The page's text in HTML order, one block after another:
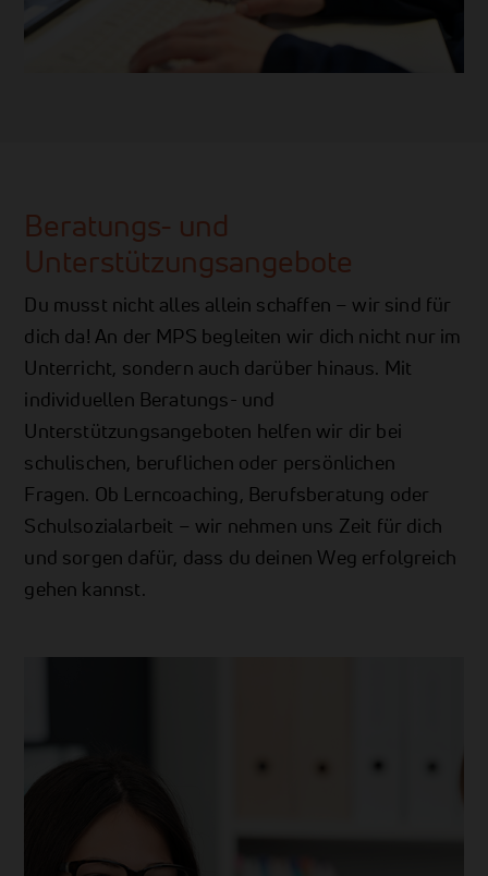
Beratungs- und
Unterstützungsangebote
Du musst nicht alles allein schaffen – wir sind für
dich da! An der MPS begleiten wir dich nicht nur im
Unterricht, sondern auch darüber hinaus. Mit
individuellen Beratungs- und
Unterstützungsangeboten helfen wir dir bei
schulischen, beruflichen oder persönlichen
Fragen. Ob Lerncoaching, Berufsberatung oder
Schulsozialarbeit – wir nehmen uns Zeit für dich
und sorgen dafür, dass du deinen Weg erfolgreich
gehen kannst.